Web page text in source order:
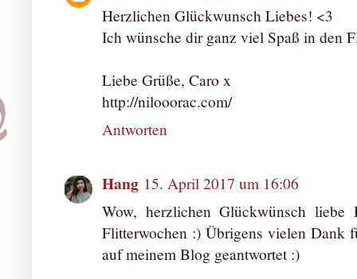
Herzlichen Glückwunsch Liebes! <3
Ich wünsche dir ganz viel Spaß in den
Liebe Grüße, Caro x
http://nilooorac.com/
Antworten
Hang 15. April 2017 um 16:06
Wow, herzlichen Glückwünsch
Flitterwochen :) Übrigens vielen Dank
auf meinem Blog geantwortet :)